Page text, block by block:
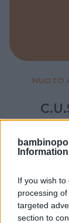
Information
If you wish
processing
targeted
section to
NUOTO